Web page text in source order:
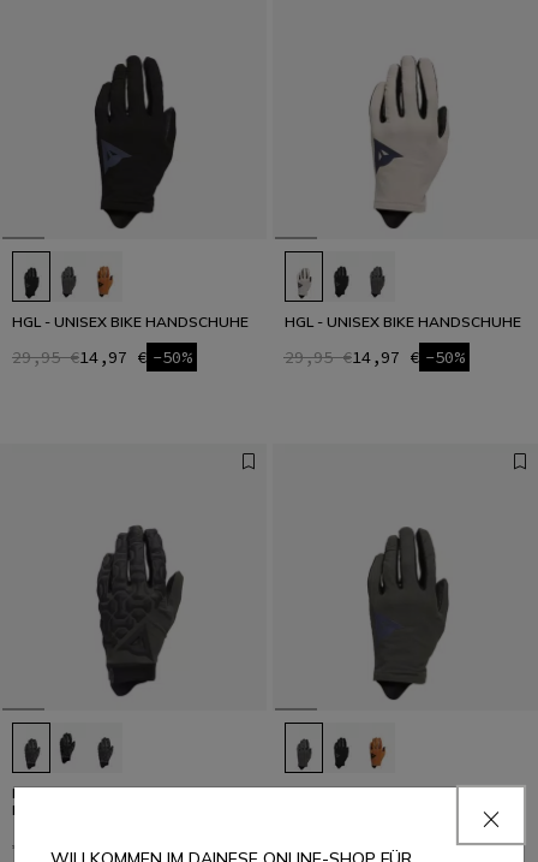
HGL - UNISEX BIKE HANDSCHUHE
29,95 €14,97 € -50%
HGL - UNISEX BIKE HANDSCHUHE
29,95 €14,97 € -50%
HGR EXT - UNISEX BIKE
HANDSCHUHE
49,95 €
HGL - UNISEX BIKE HANDSCHUHE